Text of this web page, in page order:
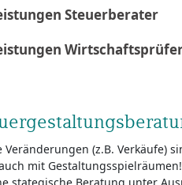
Steuerberater
Veränderungen (z.B. Verkäufe)
mit